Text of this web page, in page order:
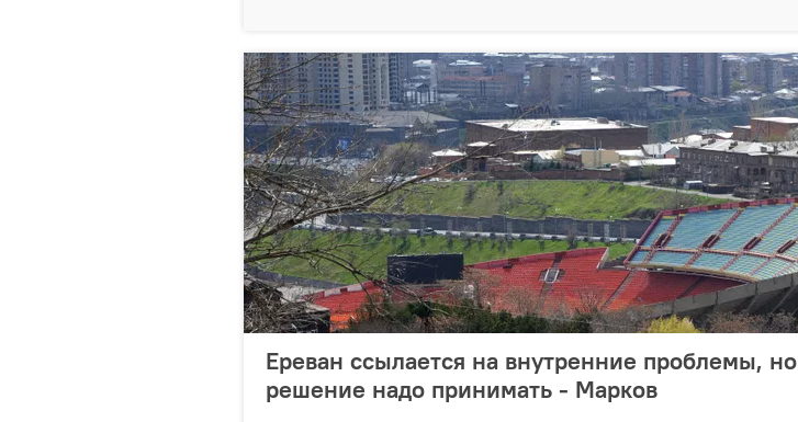
Ереван ссылается на внутренние проблемы, но
решение надо принимать - Марков